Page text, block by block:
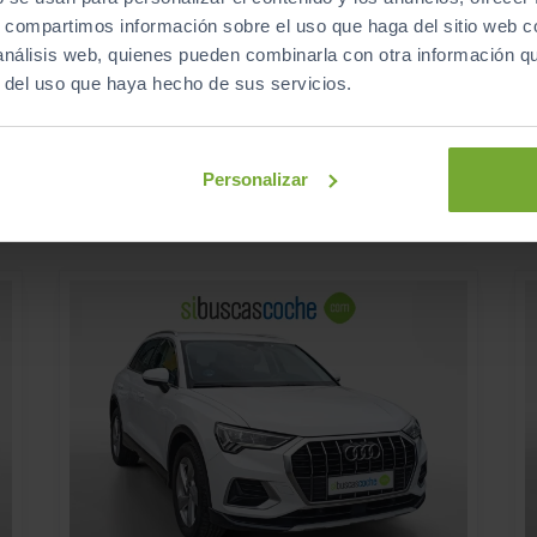
información sobre el uso que haga del sitio web
web, quienes pueden combinarla con otra información
uso que haya hecho de sus servicios.
Personalizar
€ MERCEDES-BENZ CLA
CLA 200 D DCT SHOOTING BRAKE
87.597
30.990 €
369
€/mes